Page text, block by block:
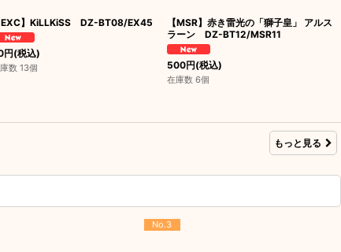
EXC】KiLLKiSS DZ-BT08/EX45
円(税込)
数 13個
【MSR】赤き雷光の「獅子皇」 アルス
ラーン DZ-BT12/MSR11
500円(税込)
在庫数 6個
もっと見る
No.3